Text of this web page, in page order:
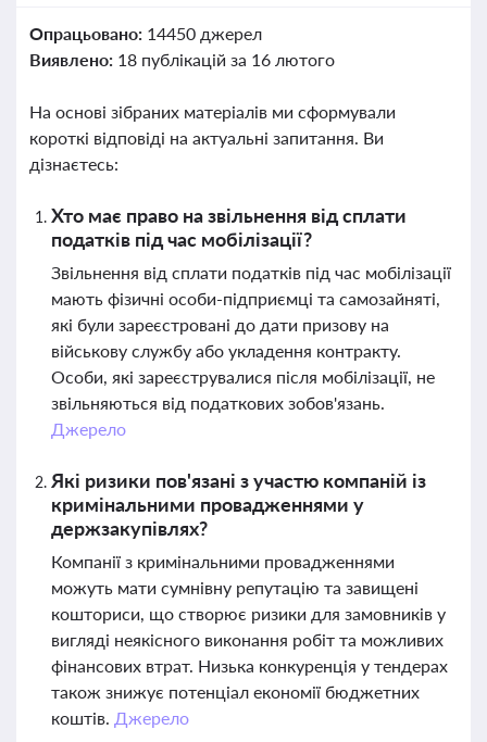
Опрацьовано: 14450 джерел
Виявлено: 18 публікацій за 16 лютого
На основі зібраних матеріалів ми сформували
короткі відповіді на актуальні запитання. Ви
дізнаєтесь:
Хто має право на звільнення від сплати
податків під час мобілізації?
Звільнення від сплати податків під час мобілізації
мають фізичні особи-підприємці та самозайняті,
які були зареєстровані до дати призову на
військову службу або укладення контракту.
Особи, які зареєструвалися після мобілізації, не
звільняються від податкових зобов'язань.
Джерело
Які ризики пов'язані з участю компаній із
кримінальними провадженнями у
держзакупівлях?
Компанії з кримінальними провадженнями
можуть мати сумнівну репутацію та завищені
кошториси, що створює ризики для замовників у
вигляді неякісного виконання робіт та можливих
фінансових втрат. Низька конкуренція у тендерах
також знижує потенціал економії бюджетних
коштів. Джерело